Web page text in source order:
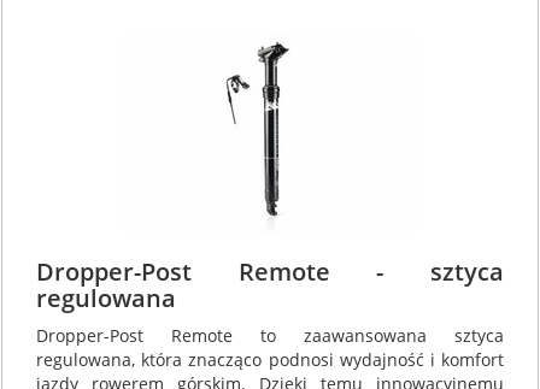
Dropper-Post Remote - sztyca
regulowana
Dropper-Post Remote to zaawansowana sztyca
regulowana, która znacząco podnosi wydajność i komfort
jazdy rowerem górskim. Dzięki temu innowacyjnemu